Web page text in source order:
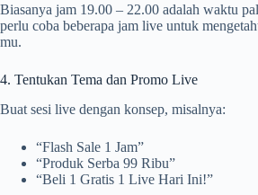
Biasanya jam 19.00 – 22.00 adalah waktu
perlu coba beberapa jam live untuk
mu.
4. Tentukan Tema dan Promo Live
Buat sesi live dengan konsep, misalnya:
“Flash Sale 1 Jam”
“Produk Serba 99 Ribu”
“Beli 1 Gratis 1 Live Hari Ini!”